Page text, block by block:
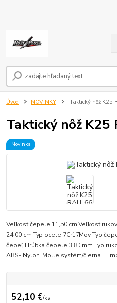
Úvod NOVINKY Taktický nôž K25
Taktický nôž K25
Novinka
Veľkosť čepele 11,50 cm Veľkosť
24,00 cm Typ ocele 7Cr17Mov Typ
čepeľ Hrúbka čepele 3,80 mm Typ
ABS- Nylon, Molle systém/čierna
52,10 €/ks